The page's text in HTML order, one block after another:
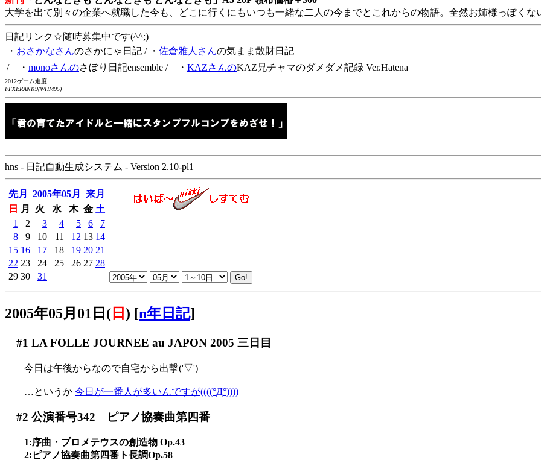
大学を出て別々の企業へ就職した今も、どこに行くにもいつも一緒な二人の今までとこれからの物語。全然お姉様っぽくな
日記リンク☆随時募集中です(^^;)
・ おさかなさんのさかにゃ日記 / ・ 佐倉雅人さんの気まま散財日記
/ ・ monoさんのさぼり日記ensemble / ・ KAZさんのKAZ兄チャマのダメダメ記録 Ver.Hatena
2012ゲーム進度
FFXI:RANK9(WHM95)
hns - 日記自動生成システム - Version 2.10-pl1
先月 2005年05月
来月
日
月 火 水 木 金 土
1
2 3 4 5 6
7
8
9 10 11 12 13 14
15 16 17 18 19 20 21
22 23 24 25 26 27 28
29 30 31
2005年05月01日( 日 ) [n年日記]
#1 LA FOLLE JOURNEE au JAPON 2005 三日目
今日は午後からなので自宅から出撃('▽')
…というか 今日が一番人が多いんですが((((°Д°))))
#2 公演番号342 ピアノ協奏曲第四番
1:序曲・プロメテウスの創造物 Op.43
2:ピアノ協奏曲第四番ト長調Op.58